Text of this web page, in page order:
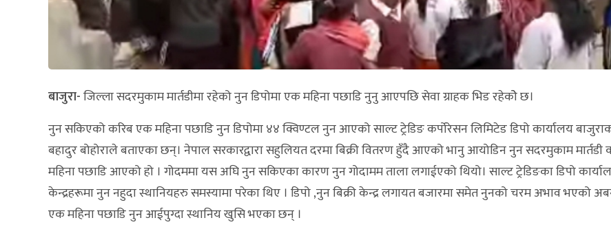
बाजुरा-जिल्ला सदरमुकाम मार्तडीमा रहेको नुन डिपोमा एक महिना पछाडि नुनु आएपछि सेवा ग्राहक भिड रहेकोे छ।
नुन सकिएको करिब एक महिना पछाडि नुन डिपोमा ४४ क्विण्टल नुन आएको साल्ट ट्रेडिङ कर्पोरेसन लिमिटेड डिपो कार्यालय
बहादुर बोहोराले बताएका छन्। नेपाल सरकारद्वारा सहुलियत दरमा बिक्री वितरण हुँदै आएको भानु आयोडिन नुन सदरमुकाम
महिना पछाडि आएको हो । गोदममा यस अघि नुन सकिएका कारण नुन गोदामम ताला लगाईएको थियो। साल्ट ट्रेडिङका डिपो
केन्द्रहरूमा नुन नहुदा स्थानियहरु समस्यामा परेका थिए । डिपो ,नुन बिक्री केन्द्र लगायत बजारमा समेत नुनको चरम अभाव भएको
एक महिना पछाडि नुन आईपुग्दा स्थानिय खुसि भएका छन् ।